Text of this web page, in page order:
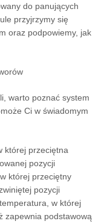
do panujących
przyjrzymy się
oraz podpowiemy, jak
warto poznać system
Ci w świadomym
której przeciętna
pozycji
której przeciętny
pozycji
w której
zapewnia podstawową